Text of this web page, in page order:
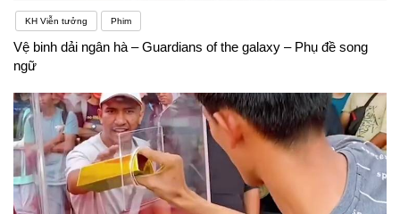
KH Viễn tưởng Phim
Vệ binh dải ngân hà – Guardians of the galaxy – Phụ đề song
ngữ